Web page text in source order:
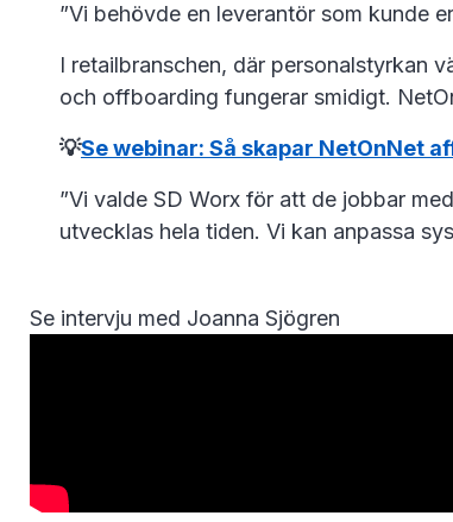
”Vi behövde en leverantör som kunde
I retailbranschen, där personalstyrkan
och offboarding fungerar smidigt.
💡Se webinar: Så skapar NetOnNet
”Vi valde SD Worx för att de jobbar
utvecklas hela tiden. Vi kan anpassa
Se intervju med Joanna Sjögren